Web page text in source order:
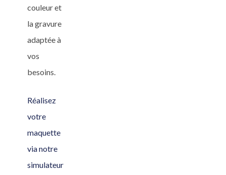
couleur et
la gravure
adaptée à
vos
besoins.
Réalisez
votre
maquette
via notre
simulateur